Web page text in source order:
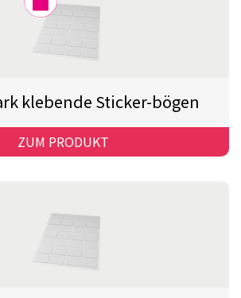
klebende Sticker-bögen
ZUM PRODUKT